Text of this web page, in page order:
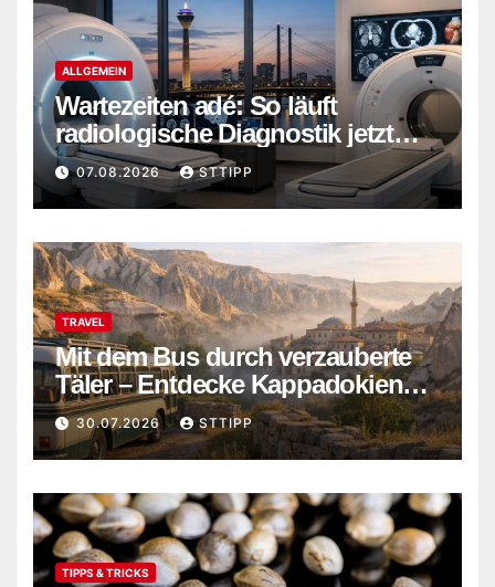
ALLGEMEIN
Wartezeiten adé: So läuft
radiologische Diagnostik jetzt
ohne Verzögerung ab
07.08.2026 STTIPP
TRAVEL
Mit dem Bus durch verzauberte
Täler – Entdecke Kappadokiens
verborgene Wunder abseits der
Touristenpfade
30.07.2026 STTIPP
TIPPS & TRICKS